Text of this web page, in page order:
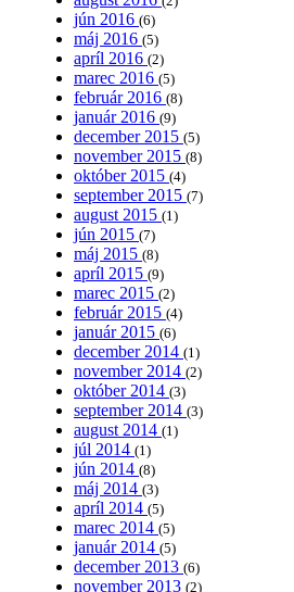
jún 2016 (6)
máj 2016 (5)
apríl 2016 (2)
marec 2016 (5)
február 2016 (8)
január 2016 (9)
december 2015 (5)
november 2015 (8)
október 2015 (4)
september 2015 (7)
august 2015 (1)
jún 2015 (7)
máj 2015 (8)
apríl 2015 (9)
marec 2015 (2)
február 2015 (4)
január 2015 (6)
december 2014 (1)
november 2014 (2)
október 2014 (3)
september 2014 (3)
august 2014 (1)
júl 2014 (1)
jún 2014 (8)
máj 2014 (3)
apríl 2014 (5)
marec 2014 (5)
január 2014 (5)
december 2013 (6)
november 2013 (2)